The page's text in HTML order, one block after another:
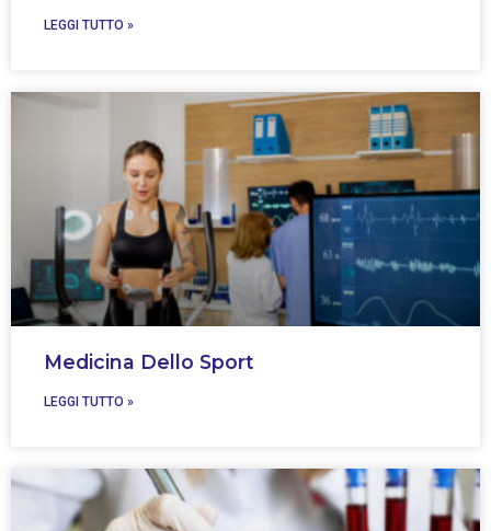
LEGGI TUTTO »
Medicina Dello Sport
LEGGI TUTTO »